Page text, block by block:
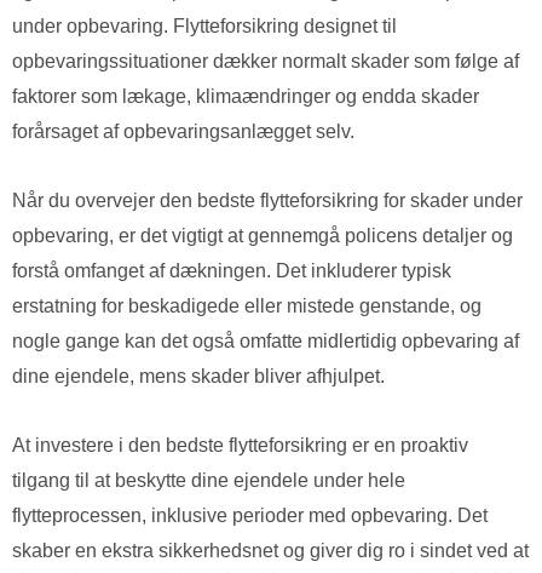
under opbevaring. Flytteforsikring designet til
opbevaringssituationer dækker normalt skader som følge af
faktorer som lækage, klimaændringer og endda skader
forårsaget af opbevaringsanlægget selv.
Når du overvejer den bedste flytteforsikring for skader under
opbevaring, er det vigtigt at gennemgå policens detaljer og
forstå omfanget af dækningen. Det inkluderer typisk
erstatning for beskadigede eller mistede genstande, og
nogle gange kan det også omfatte midlertidig opbevaring af
dine ejendele, mens skader bliver afhjulpet.
At investere i den bedste flytteforsikring er en proaktiv
tilgang til at beskytte dine ejendele under hele
flytteprocessen, inklusive perioder med opbevaring. Det
skaber en ekstra sikkerhedsnet og giver dig ro i sindet ved at